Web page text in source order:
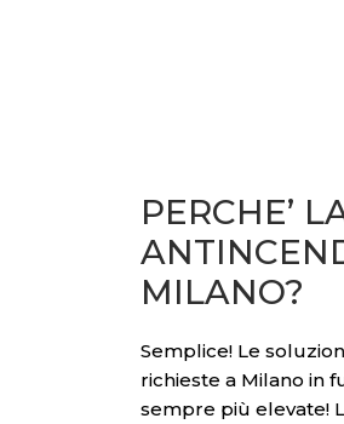
PERCHE’
MILANO?
Semplice! Le
richieste a Milano in
sempre più elevate!